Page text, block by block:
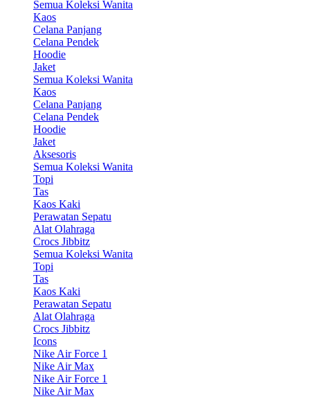
Semua Koleksi Wanita
Kaos
Celana Panjang
Celana Pendek
Hoodie
Jaket
Semua Koleksi Wanita
Kaos
Celana Panjang
Celana Pendek
Hoodie
Jaket
Aksesoris
Semua Koleksi Wanita
Topi
Tas
Kaos Kaki
Perawatan Sepatu
Alat Olahraga
Crocs Jibbitz
Semua Koleksi Wanita
Topi
Tas
Kaos Kaki
Perawatan Sepatu
Alat Olahraga
Crocs Jibbitz
Icons
Nike Air Force 1
Nike Air Max
Nike Air Force 1
Nike Air Max